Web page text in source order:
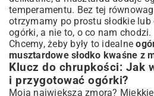
Zakończenie: Twoje domowe
musztardowo-miodowe gotowe!
temperamentu. Bez tej
otrzymamy po prostu słodkie lub
ogórki, a nie to, o co nam chodzi.
Chcemy, żeby były to idealne
musztardowe słodko kwaśne z
Klucz do chrupkości: Jak
i przygotować ogórki?
Moja największa zmora?